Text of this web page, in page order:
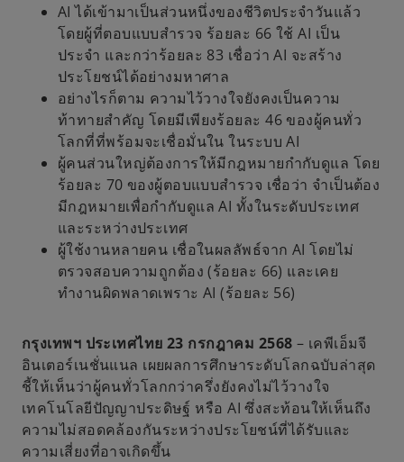
AI ได้เข้ามาเป็นส่วนหนึ่งของชีวิตประจำวันแล้ว
โดยผู้ที่ตอบแบบสำรวจ ร้อยละ 66 ใช้ AI เป็น
ประจำ และกว่าร้อยละ 83 เชื่อว่า AI จะสร้าง
ประโยชน์ได้อย่างมหาศาล
อย่างไรก็ตาม ความไว้วางใจยังคงเป็นความ
ท้าทายสำคัญ โดยมีเพียงร้อยละ 46 ของผู้คนทั่ว
โลกที่ที่พร้อมจะเชื่อมั่นใน ในระบบ AI
ผู้คนส่วนใหญ่ต้องการให้มีกฎหมายกำกับดูแล โดย
ร้อยละ 70 ของผู้ตอบแบบสำรวจ เชื่อว่า จำเป็นต้อง
มีกฎหมายเพื่อกำกับดูแล AI ทั้งในระดับประเทศ
และระหว่างประเทศ
ผู้ใช้งานหลายคน เชื่อในผลลัพธ์จาก AI โดยไม่
ตรวจสอบความถูกต้อง (ร้อยละ 66) และเคย
ทำงานผิดพลาดเพราะ AI (ร้อยละ 56)
กรุงเทพฯ ประเทศไทย 23 กรกฎาคม 2568 – เคพีเอ็มจี
อินเตอร์เนชั่นแนล เผยผลการศึกษาระดับโลกฉบับล่าสุด
ชี้ให้เห็นว่าผู้คนทั่วโลกกว่าครึ่งยังคงไม่ไว้วางใจ
เทคโนโลยีปัญญาประดิษฐ์ หรือ AI ซึ่งสะท้อนให้เห็นถึง
ความไม่สอดคล้องกันระหว่างประโยชน์ที่ได้รับและ
ความเสี่ยงที่อาจเกิดขึ้น